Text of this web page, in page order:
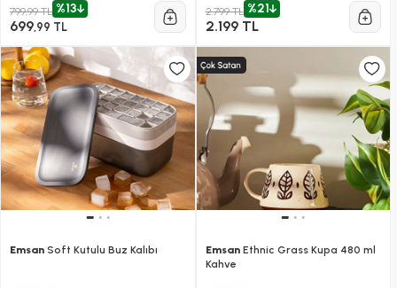
799,99 TL %13
699,99 TL
2.799 TL %21
2.199 TL
Emsan Soft Kutulu Buz Kalıbı EmsanEthnic Grass Kupa 480 ml
Kahve​​​​​​​